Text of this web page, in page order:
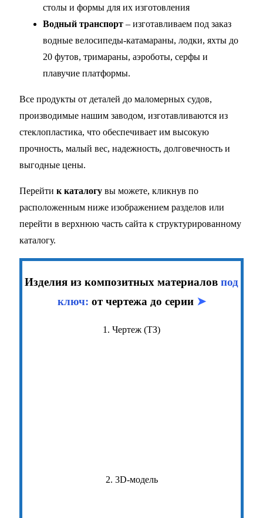
столы и формы для их изготовления
Водный транспорт – изготавливаем под заказ
водные велосипеды-катамараны, лодки, яхты до
20 футов, тримараны, аэроботы, серфы и
плавучие платформы.
Все продукты от деталей до маломерных судов,
производимые нашим заводом, изготавливаются из
стеклопластика, что обеспечивает им высокую
прочность, малый вес, надежность, долговечность и
выгодные цены.
Перейти к каталогу вы можете, кликнув по
расположенным ниже изображением разделов или
перейти в верхнюю часть сайта к структурированному
каталогу.
Изделия из композитных материалов под
ключ: от чертежа до серии ➤
1. Чертеж (ТЗ)
2. 3D-модель